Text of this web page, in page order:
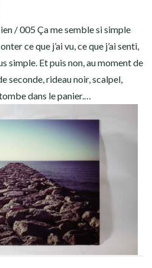
/ 005 Ça me semble si simple
ce que j’ai vu, ce que j’ai senti,
simple. Et puis non, au moment de
seconde, rideau noir, scalpel,
dans le panier.…